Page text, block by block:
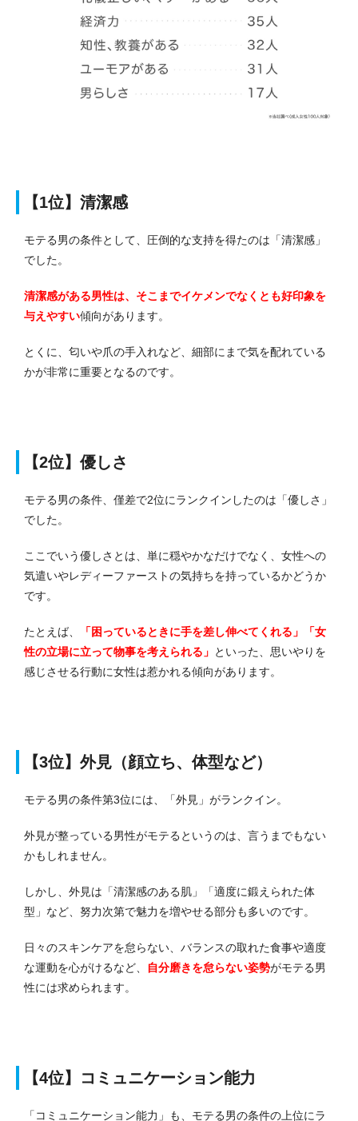
【1位】清潔感
モテる男の条件として、圧倒的な支持を得たのは「清潔感」
でした。
清潔感がある男性は、そこまでイケメンでなくとも好印象を
与えやすい傾向があります。
とくに、匂いや爪の手入れなど、細部にまで気を配れている
かが非常に重要となるのです。
【2位】優しさ
モテる男の条件、僅差で2位にランクインしたのは「優しさ」
でした。
ここでいう優しさとは、単に穏やかなだけでなく、女性への
気遣いやレディーファーストの気持ちを持っているかどうか
です。
たとえば、
「困っているときに手を差し伸べてくれる」「女
性の立場に立って物事を考えられる」 といった、思いやりを
感じさせる行動に女性は惹かれる傾向があります。
【3位】外見（顔立ち、体型など）
モテる男の条件第3位には、「外見」がランクイン。
外見が整っている男性がモテるというのは、言うまでもない
かもしれません。
しかし、外見は「清潔感のある肌」「適度に鍛えられた体
型」など、努力次第で魅力を増やせる部分も多いのです。
日々のスキンケアを怠らない、バランスの取れた食事や適度
な運動を心がけるなど、
自分磨きを怠らない姿勢がモテる男
性には求められます。
【4位】コミュニケーション能力
「コミュニケーション能力」も、モテる男の条件の上位にラ